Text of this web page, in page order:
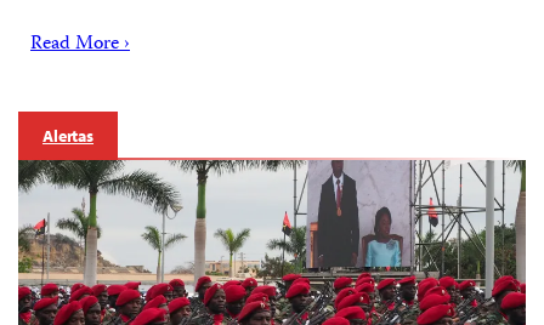
Read More ›
Alertas